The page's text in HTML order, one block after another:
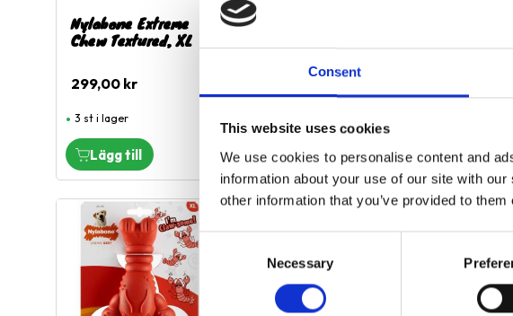
Consent
This website uses cookies
We use cookies to personalise content and
information about your use of our site with
other information that you’ve provided to
Necessary
Nylabone Extreme
Chew Textured, XL
299,00 kr
3 st i lager
229,00kr